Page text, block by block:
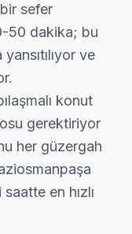
backlight kontrolü
macun yenileme —
ve
temizliği —
firmware
yaptıran
Hizmeti –
sefer
50 dakika; bu
ve
konut
gerektiriyor
her güzergah
en hızlı